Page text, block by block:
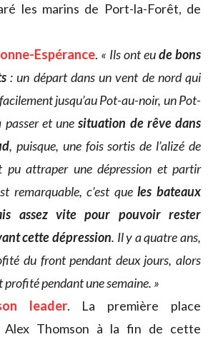
les marins de Port-la-Forêt, de
Espérance. « Ils ont eude bons
: un départ dans un vent de nord qui
jusqu’au Pot-au-noir, un Pot-
passer et unesituation de rêve dans
, puisque, une fois sortis de l’alizé de
pu attraper une dépression et partir
remarquable, c’est queles bateaux
assez vite pour pouvoir rester
cette dépression. Il y a quatre ans,
du front pendant deux jours, alors
profité pendant une semaine. »
leader. La première place
Alex Thomson à la fin de cette